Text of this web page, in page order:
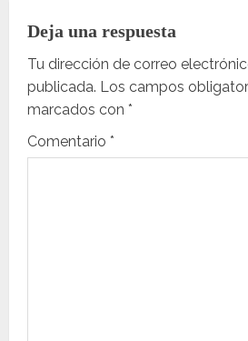
a
c
i
ó
Deja una respuesta
Tu dirección de correo
publicada. Los campos
marcados con *
Comentario *